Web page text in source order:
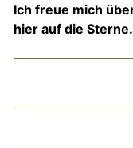
Ich freue mich über deine Bewertung. Klicke einfach
hier auf die Sterne.